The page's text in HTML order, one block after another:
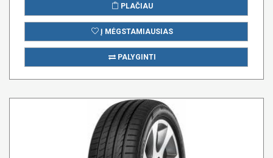
PLAČIAU
Į MĖGSTAMIAUSIAS
PALYGINTI